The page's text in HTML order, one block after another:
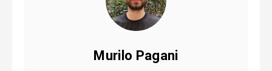
Murilo Pagani